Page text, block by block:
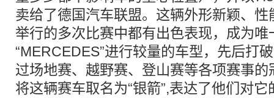
卖给了德国汽车联盟。这辆外形新颖、
举行的多次比赛中都有出色表现，成为
“MERCEDES”进行较量的车型，先后打
过场地赛、越野赛、登山赛等各项赛事
将这辆赛车取名为“银箭”,表达了他们对